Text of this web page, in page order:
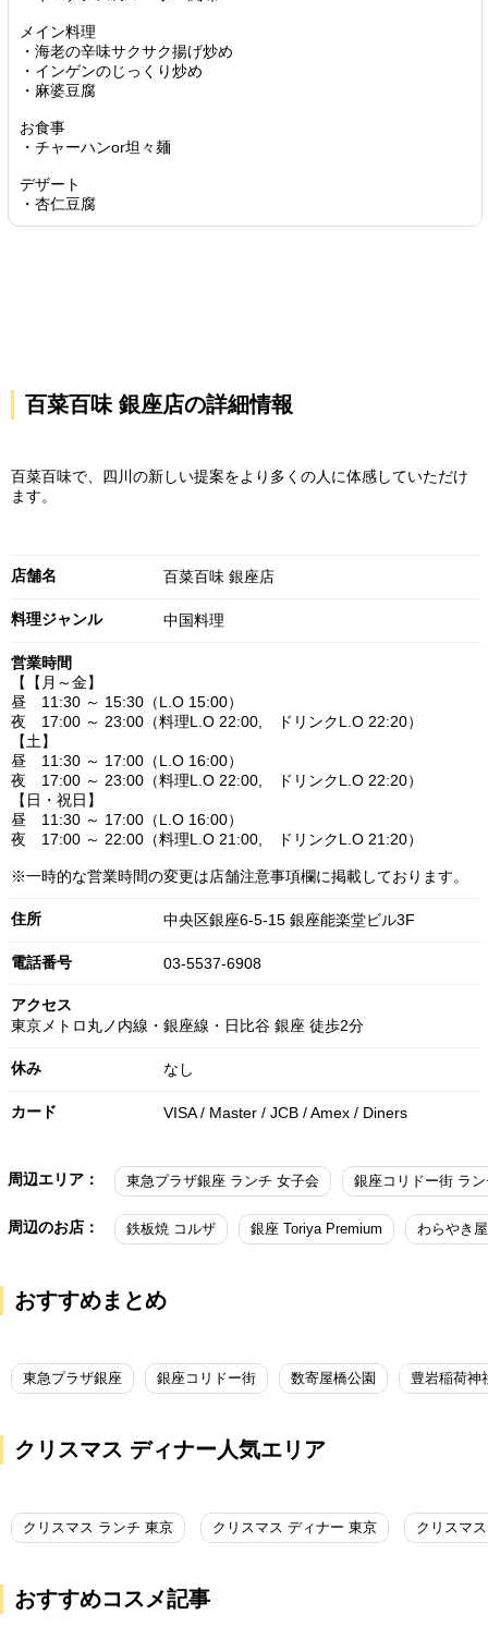
メイン料理
・海老の辛味サクサク揚げ炒め
・インゲンのじっくり炒め
・麻婆豆腐
お食事
・チャーハンor坦々麺
デザート
・杏仁豆腐
百菜百味 銀座店の詳細情報
百菜百味で、四川の新しい提案をより多くの人に体感していただけ
ます。
店舗名 百菜百味 銀座店
料理ジャンル 中国料理
営業時間
【【月～金】
昼 11:30 ～ 15:30（L.O 15:00）
夜 17:00 ～ 23:00（料理L.O 22:00, ドリンクL.O 22:20）
【土】
昼 11:30 ～ 17:00（L.O 16:00）
夜 17:00 ～ 23:00（料理L.O 22:00, ドリンクL.O 22:20）
【日・祝日】
昼 11:30 ～ 17:00（L.O 16:00）
夜 17:00 ～ 22:00（料理L.O 21:00, ドリンクL.O 21:20）
※一時的な営業時間の変更は店舗注意事項欄に掲載しております。
住所 中央区銀座6-5-15 銀座能楽堂ビル3F
電話番号 03-5537-6908
アクセス
東京メトロ丸ノ内線・銀座線・日比谷 銀座 徒歩2分
休み なし
カード VISA / Master / JCB / Amex / Diners
周辺エリア： 東急プラザ銀座 ランチ 女子会 銀座コリドー街 ラ
周辺のお店： 鉄板焼 コルザ 銀座 Toriya Premium わらやき
おすすめまとめ
東急プラザ銀座 銀座コリドー街 数寄屋橋公園 豊岩稲荷神
クリスマス ディナー人気エリア
クリスマス ランチ 東京 クリスマス ディナー 東京 クリスマ
おすすめコスメ記事